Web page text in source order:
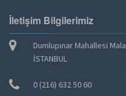
İletişim Bilgilerimiz
Dumlupınar Mahallesi
İSTANBUL
0 (216) 632 50 60